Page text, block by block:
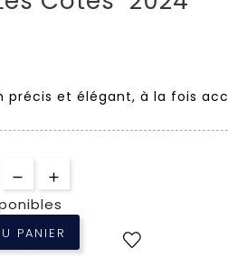
précis et élégant, à la fois
PANIER